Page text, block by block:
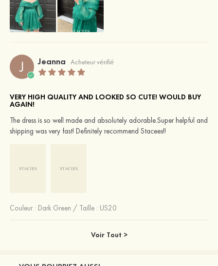
J Jeanna Acheteur vérifié
VERY HIGH QUALITY AND LOOKED SO CUTE! WOULD BUY
AGAIN!
The dress is so well made and absolutely adorable.Super helpful and
shipping was very fast! Definitely recommend Stacees!!
Couleur : Dark Green / Taille : US20
Voir Tout >